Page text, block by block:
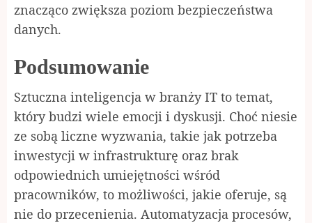
znacząco zwiększa poziom bezpieczeństwa
danych.
Podsumowanie
Sztuczna inteligencja w branży IT to temat,
który budzi wiele emocji i dyskusji. Choć niesie
ze sobą liczne wyzwania, takie jak potrzeba
inwestycji w infrastrukturę oraz brak
odpowiednich umiejętności wśród
pracowników, to możliwości, jakie oferuje, są
nie do przecenienia. Automatyzacja procesów,